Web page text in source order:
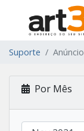
Suporte
Por Mês